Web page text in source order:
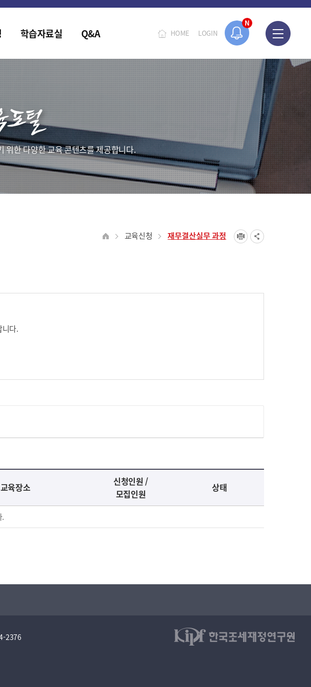
N
.
HOME LOGIN
학습자료실 Q&A
위한 다양한 교육 콘텐츠를 제공합니다.
교육신청 재무결산실무 과정
니다.
교육장소
신청인원 /
모집인원
상태
.
2376